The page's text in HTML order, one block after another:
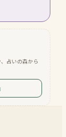
占いの森から